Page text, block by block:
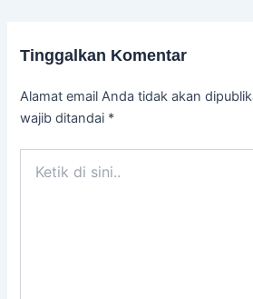
Tinggalkan Komentar
Alamat email Anda tidak akan
wajib ditandai *